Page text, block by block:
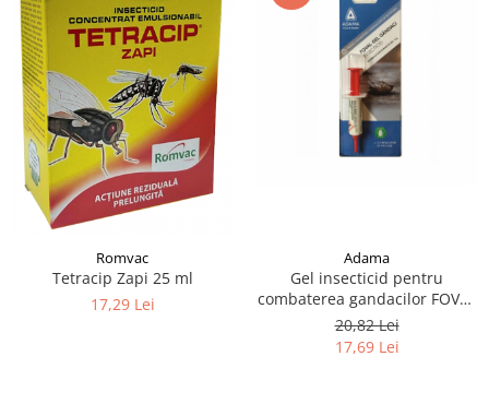
Romvac
Tetracip Zapi 25 ml
17,29 Lei
Adama
Gel insecticid pentru
combaterea gandacilor FOVAL
5G
20,82 Lei
17,69 Lei